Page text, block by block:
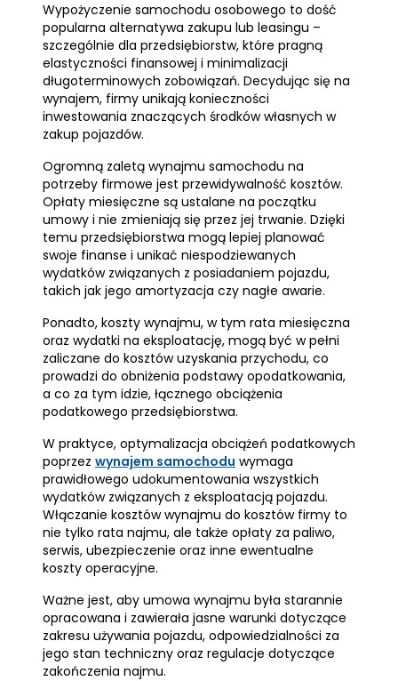
Wypożyczenie samochodu osobowego to dość
popularna alternatywa zakupu lub leasingu –
szczególnie dla przedsiębiorstw, które pragną
elastyczności finansowej i minimalizacji
długoterminowych zobowiązań. Decydując się na
wynajem, firmy unikają konieczności
inwestowania znaczących środków własnych w
zakup pojazdów.
Ogromną zaletą wynajmu samochodu na
potrzeby firmowe jest przewidywalność kosztów.
Opłaty miesięczne są ustalane na początku
umowy i nie zmieniają się przez jej trwanie. Dzięki
temu przedsiębiorstwa mogą lepiej planować
swoje finanse i unikać niespodziewanych
wydatków związanych z posiadaniem pojazdu,
takich jak jego amortyzacja czy nagłe awarie.
Ponadto, koszty wynajmu, w tym rata miesięczna
oraz wydatki na eksploatację, mogą być w pełni
zaliczane do kosztów uzyskania przychodu, co
prowadzi do obniżenia podstawy opodatkowania,
a co za tym idzie, łącznego obciążenia
podatkowego przedsiębiorstwa.
W praktyce, optymalizacja obciążeń podatkowych
poprzez wynajem samochodu wymaga
prawidłowego udokumentowania wszystkich
wydatków związanych z eksploatacją pojazdu.
Włączanie kosztów wynajmu do kosztów firmy to
nie tylko rata najmu, ale także opłaty za paliwo,
serwis, ubezpieczenie oraz inne ewentualne
koszty operacyjne.
Ważne jest, aby umowa wynajmu była starannie
opracowana i zawierała jasne warunki dotyczące
zakresu używania pojazdu, odpowiedzialności za
jego stan techniczny oraz regulacje dotyczące
zakończenia najmu.